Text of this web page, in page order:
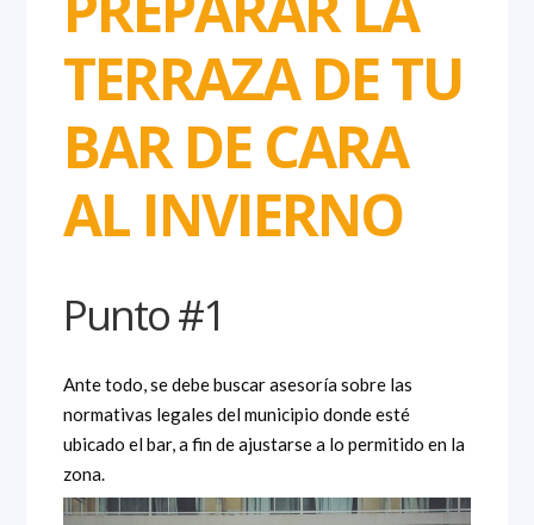
TERRAZA DE TU
BAR DE CARA
AL INVIERNO
Punto #1
Ante todo, se debe buscar asesoría sobre las
normativas legales del municipio donde esté
ubicado el bar, a fin de ajustarse a lo permitido en la
zona.